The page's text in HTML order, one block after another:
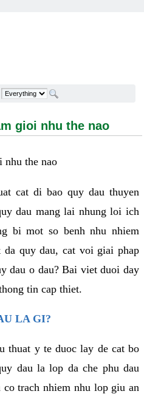
nhu the nao - Welcome
gioi nhu the nao
nhu the nao
cat di bao quy dau thuyen
dau mang lai nhung loi ich
bi mot so benh nhu nhiem
quy dau, cat voi giai phap
dau o dau? Bai viet duoi day
tin cap thiet.
LA GI?
thuat y te duoc lay de cat bo
dau la lop da che phu dau
trach nhiem nhu lop giu an